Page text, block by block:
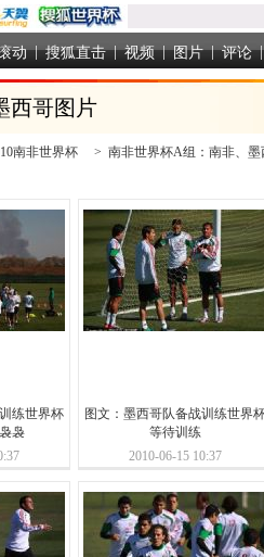
动 | 搜狐直击 | 视频 | 图片 | 评论 |
西哥图片
南非世界杯 > 南非世界杯A组：南非、墨
练世界杯
袅
图文：墨西哥队备战训练世界
等待训练
2010-06-15 10:37